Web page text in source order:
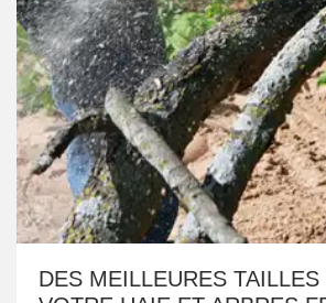
DES MEILLEURES TAILLES